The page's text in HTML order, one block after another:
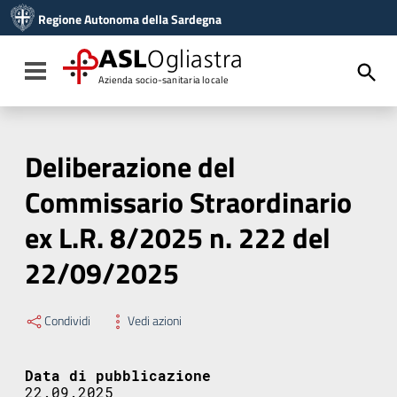
Vai al menu di navigazione
Vai al footer
Regione Autonoma della Sardegna
Toggle navigation
ASLOgliastra
Azienda socio-sanitaria locale
Deliberazione del
Commissario Straordinario
ex L.R. 8/2025 n. 222 del
22/09/2025
Condividi Vedi azioni
Data di pubblicazione
22.09.2025